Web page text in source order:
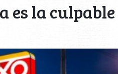
es la culpable